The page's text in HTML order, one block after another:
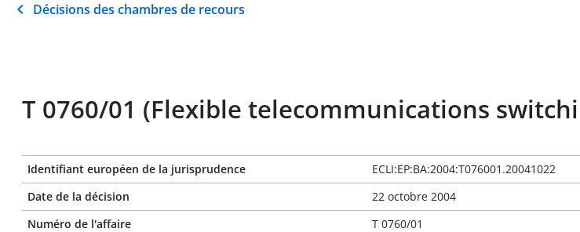
Décisions des chambres de recours
T 0760/01 (Flexible telecommunications
Identifiant européen de la jurisprudence
ECLI:EP:BA:2004:T076001.20041022
Date de la décision
22 octobre 2004
Numéro de l'affaire
T 0760/01